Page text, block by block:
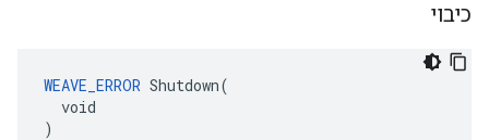
כיבוי
WEAVE_ERROR Shutdown(
  void
)